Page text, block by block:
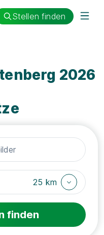
Stellen finden
2026
25 km
finden